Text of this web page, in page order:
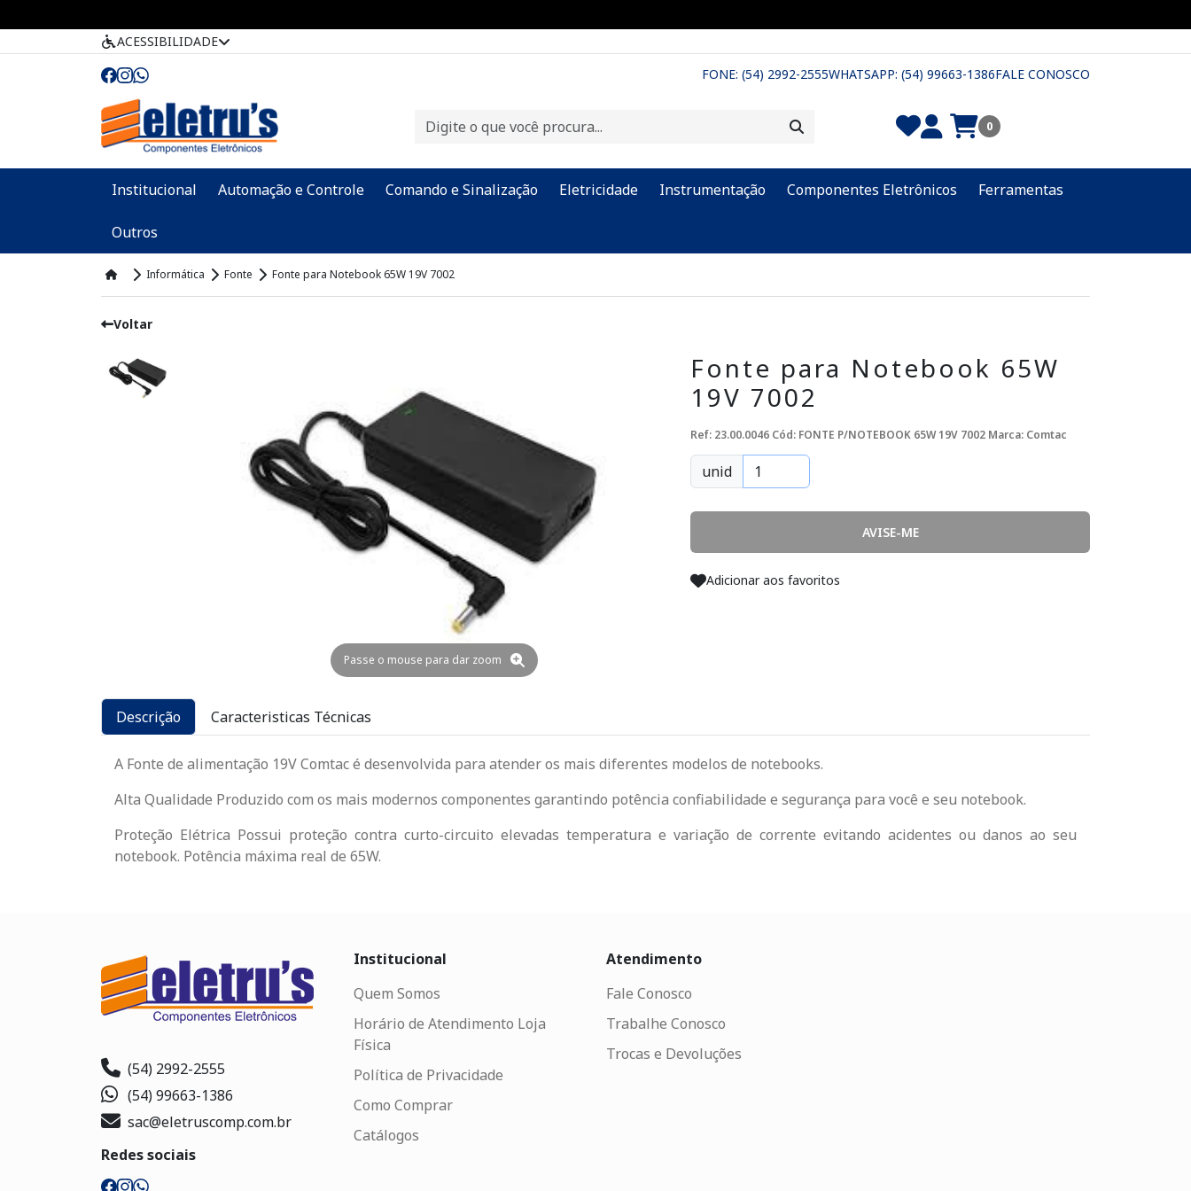
ACESSIBILIDADE
FONE: (54) 2992-2555WHATSAPP: (54) 99663-1386FALE CONOSCO
0
Institucional Automação e Controle Comando e Sinalização Eletricidade Instrumentação Componentes Eletrônicos Ferramentas
Outros
Informática Fonte Fonte para Notebook 65W 19V 7002
Voltar
Passe o mouse para dar zoom
Fonte para Notebook 65W
19V 7002
Ref: 23.00.0046 Cód: FONTE P/NOTEBOOK 65W 19V 7002 Marca: Comtac
unid
AVISE-ME
Adicionar aos favoritos
Descrição Caracteristicas Técnicas
A Fonte de alimentação 19V Comtac é desenvolvida para atender os mais diferentes modelos de notebooks.
Alta Qualidade Produzido com os mais modernos componentes garantindo potência confiabilidade e segurança para você e seu notebook.
Proteção Elétrica Possui proteção contra curto-circuito elevadas temperatura e variação de corrente evitando acidentes ou danos ao seu
notebook. Potência máxima real de 65W.
(54) 2992-2555
(54) 99663-1386
sac@eletruscomp.com.br
Redes sociais
Institucional
Quem Somos
Horário de Atendimento Loja
Física
Política de Privacidade
Como Comprar
Catálogos
Atendimento
Fale Conosco
Trabalhe Conosco
Trocas e Devoluções